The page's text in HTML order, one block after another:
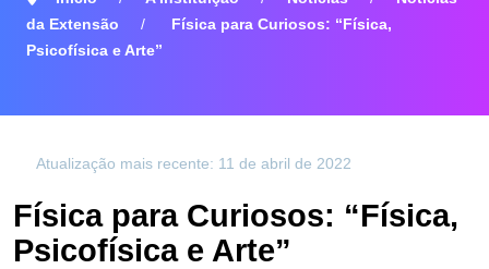
da Extensão
Física para Curiosos: “Física,
Psicofísica e Arte”
Atualização mais recente: 11 de abril de 2022
Física para Curiosos: “Física,
Psicofísica e Arte”